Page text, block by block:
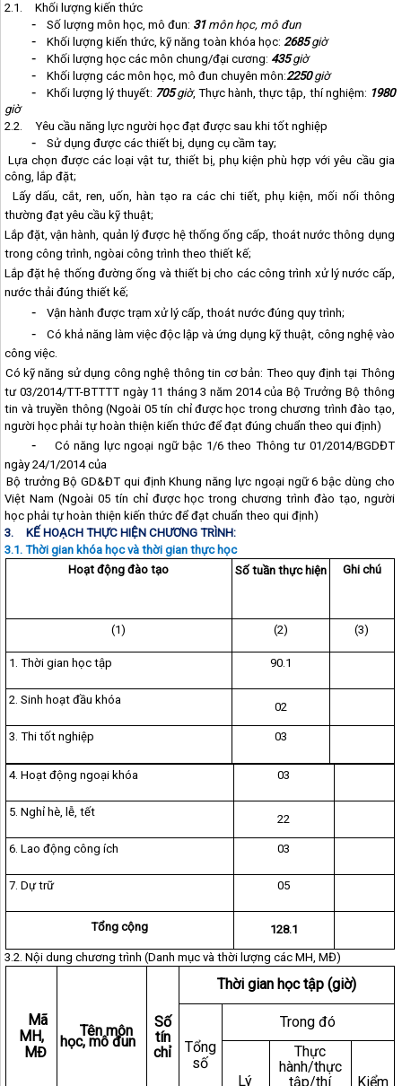
2.1.
Khối lượng kiến thức
- Số lượng môn học, mô đun: 31 môn học, mô đun
- Khối lượng kiến thức, kỹ năng toàn khóa học: 2685giờ
- Khối lượng học các môn chung/đại cương: 435giờ
- Khối lượng các môn học, mô đun chuyên môn:2250giờ
- Khối lượng lý thuyết: 705giờ, Thực hành, thực tập, thí nghiệm: 1980
giờ
2.2.
Yêu cầu năng lực người học đạt được sau khitốt nghiệp
-
Sử dụng được các thiết bị, dụng cụ cầm tay;
Lựa chọn được các loại vật tư, thiết bị, phụ kiện phù hợp với yêu cầu gia
công, lắp đặt;
Lấy dấu, cắt, ren, uốn, hàn tạo ra các chi tiết, phụ kiện, mối nối thông
thường đạt yêu cầu kỹ thuật;
Lắp đặt, vận hành, quản lý được hệ thống ống cấp, thoát nước thông dụng
trong công trình, ngòai công trình theo thiết kế;
Lắp đặt hệ thống đường ống và thiết bị cho các công trình xử lý nước cấp,
nước thải đúng thiết kế;
- Vận hành được trạm xử lý cấp, thoát nước đúng quy trình;
-
Có khả năng làm việc độc lập và ứng dụng kỹ thuật, công nghệ vào
công việc.
Có kỹ năng sử dụng công nghệ thông tin cơ bản: Theo quy định tại Thông
tư 03/2014/TT-BTTTT ngày 11 tháng 3 năm 2014 của Bộ Trưởng Bộ thông
tin và truyền thông (Ngoài 05 tín chỉ được học trong chương trình đào tạo,
người học phải tự hoàn thiện kiến thức để đạt đúng chuẩn theo qui định)
-
Có năng lực ngoại ngữ bậc 1/6 theo Thông tư 01/2014/BGDĐT
ngày 24/1/2014 của
Bộ trưởng Bộ GD&ĐT qui định Khung năng lực ngoại ngữ 6 bậc dùng cho
Việt Nam (Ngoài 05 tín chỉ được học trong chương trình đào tạo, người
học phải tự hoàn thiện kiến thức để đạt chuẩn theo qui định)
3.
KẾ HOẠCH THỰC HIỆN CHƯƠNG TRÌNH:
3.1. Thời gian khóa học và thời gian thực học
Hoạt động đào tạo
Số tuần thực hiện Ghi chú
(1) (2) (3)
1. Thời gian học tập 90.1
2. Sinh hoạt đầu khóa
02
3. Thi tốt nghiệp 03
4. Hoạt động ngoại khóa 03
5. Nghỉ hè, lễ, tết
22
6. Lao động công ích 03
7. Dự trữ 05
Tổng cộng 128.1
3.2.Nộidungchương trình(Danhmục và thời lượng cácMH,MĐ)
Mã
MH,
MĐ
Tên môn
học, mô đun
Số
tín
chỉ
Thời gian học tập (giờ)
Tổng
số
Trong đó
Lý
Thực
hành/thực
tập/thí
Kiểm